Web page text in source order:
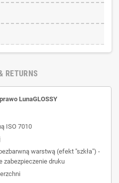
RETURNS
LunaGLOSSY
ISO 7010
warstwą (efekt "szkła") -
zabezpieczenie druku